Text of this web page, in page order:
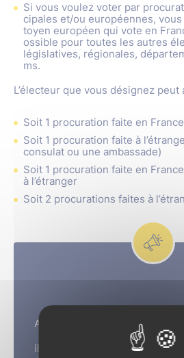
Si vous voulez voter par
cipales et/ou européennes,
toyen européen qui vote en
ossible pour toutes les autres
législatives, régionales,
ms.
L’électeur que vous désignez
Soit 1 procuration faite en France
Soit 1 procuration faite à
consulat ou une ambassade)
Soit 1 procuration faite en
à l’étranger
Soit 2 procurations faites à
A noter
il peut avoir jusqu’à 3